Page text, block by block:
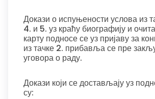
Докази о испуњености услова из
4. и 5. уз краћу биографију и
карту подносе се уз пријаву за
из тачке 2. прибавља се пре
уговора о раду.
Докази који се достављају уз
су: